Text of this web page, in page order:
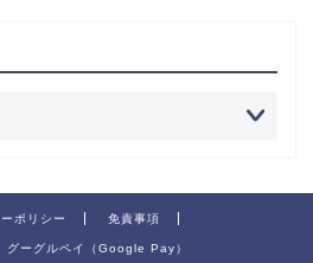
ポリシー 免責事項
ーグルペイ（Google Pay）